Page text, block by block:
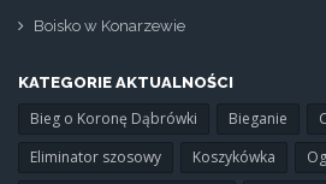
Boisko w Konarzewie
KATEGORIE AKTUALNOŚCI
Bieg o Koronę Dąbrówki Bieganie
Eliminator szosowy
Koszykówka